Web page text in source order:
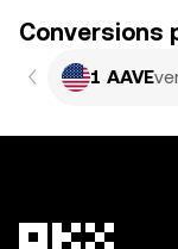
Conversions
1 AAVE